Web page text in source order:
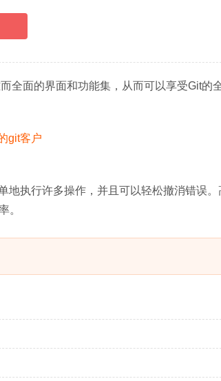
全面的界面和功能集，从而可以享受Git的
地执行许多操作，并且可以轻松撤消错误。
。